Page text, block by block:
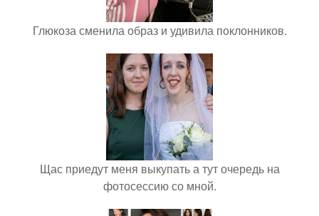
Глюкоза сменила образ и удивила поклонников.
Щас приедут меня выкупать а тут очередь на
фотосессию со мной.